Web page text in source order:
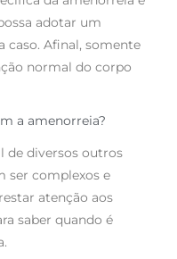
adotar um
caso. Afinal, somente
normal do corpo
a amenorreia?
de diversos outros
ser complexos e
atenção aos
saber quando é